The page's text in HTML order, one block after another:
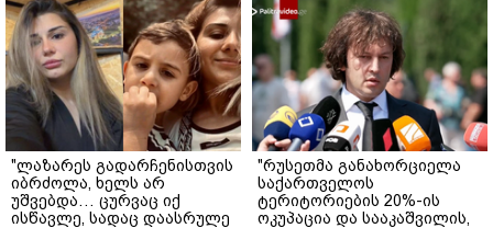
"ლაზარეს გადარჩენისთვის
იბრძოლა, ხელს არ
უშვებდა… ცურვაც იქ
ისწავლე, სადაც დაასრულე
"რუსეთმა განახორციელა
საქართველოს
ტერიტორიების 20%-ის
ოკუპაცია და სააკაშვილის,